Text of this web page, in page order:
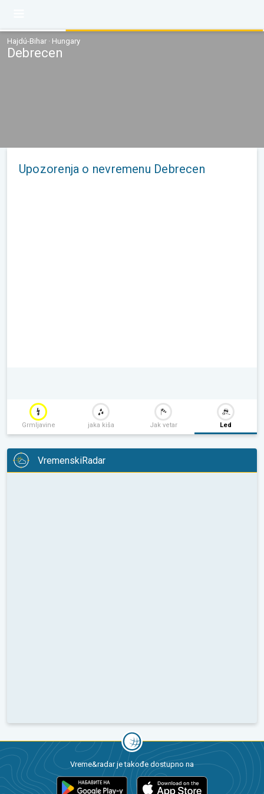
Hajdú-Bihar · Hungary
Debrecen
Upozorenja o nevremenu Debrecen
Grmljavine jaka kiša Jak vetar Led
VremenskiRadar
Vreme&radar je takođe dostupno na